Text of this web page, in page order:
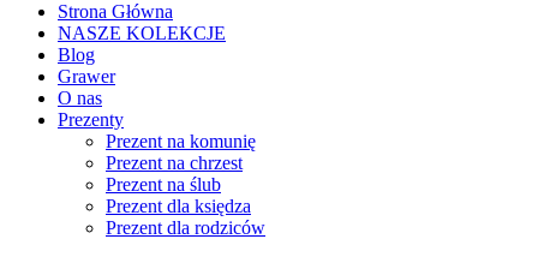
Strona Główna
NASZE KOLEKCJE
Blog
Grawer
O nas
Prezenty
Prezent na komunię
Prezent na chrzest
Prezent na ślub
Prezent dla księdza
Prezent dla rodziców